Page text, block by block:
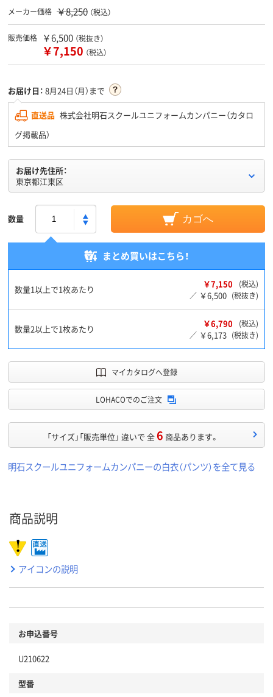
メーカー価格 ￥8,250 （税込）
販売価格 ￥6,500 （税抜き）
￥7,150 （税込）
お届け日： 8月24日（月）まで
直送品 株式会社明石スクールユニフォームカンパニー（カタロ
グ掲載品）
お届け先住所：
東京都江東区
数量 カゴへ
まとめ買いはこちら！
数量1以上で1枚あたり ￥7,150
(税込)
／ ￥6,500 (税抜き)
数量2以上で1枚あたり ￥6,790
(税込)
／ ￥6,173 (税抜き)
マイカタログへ登録
LOHACOでのご注文
「サイズ」「販売単位」 違いで 全6 商品あります。
明石スクールユニフォームカンパニーの白衣（パンツ）を全て見る
商品説明
アイコンの説明
お申込番号
U210622
型番